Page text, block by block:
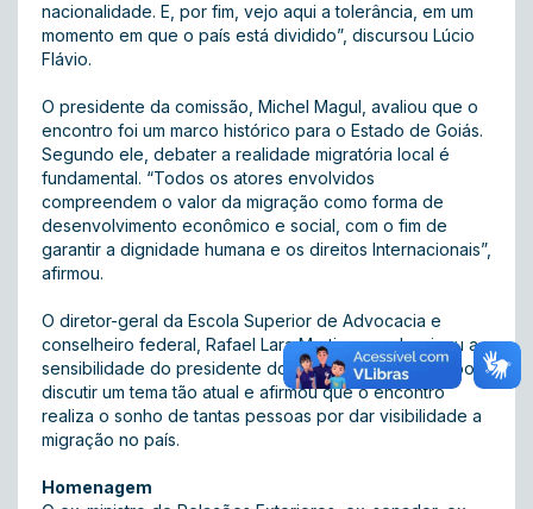
nacionalidade. E, por fim, vejo aqui a tolerância, em um
momento em que o país está dividido”, discursou Lúcio
Flávio.
O presidente da comissão, Michel Magul, avaliou que o
encontro foi um marco histórico para o Estado de Goiás.
Segundo ele, debater a realidade migratória local é
fundamental. “Todos os atores envolvidos
compreendem o valor da migração como forma de
desenvolvimento econômico e social, com o fim de
garantir a dignidade humana e os direitos Internacionais”,
afirmou.
O diretor-geral da Escola Superior de Advocacia e
conselheiro federal, Rafael Lara Martins, parabenizou a
sensibilidade do presidente do Direito Internacional por
discutir um tema tão atual e afirmou que o encontro
realiza o sonho de tantas pessoas por dar visibilidade a
migração no país.
Homenagem